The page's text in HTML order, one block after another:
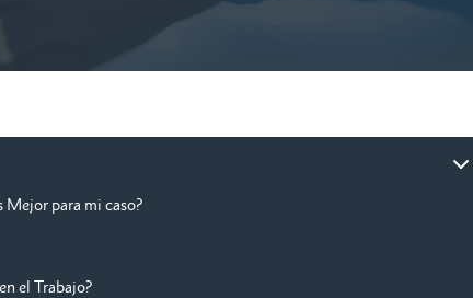
Mejor para mi caso?
el Trabajo?